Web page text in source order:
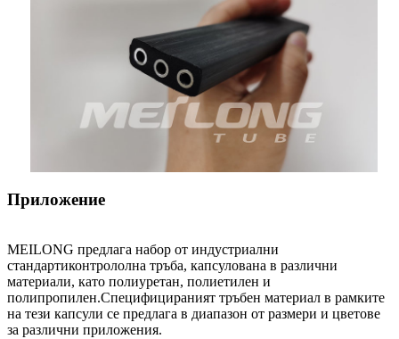
Приложение
MEILONG предлага набор от индустриални
стандартиконтрололна тръба, капсулована в различни
материали, като полиуретан, полиетилен и
полипропилен.Специфицираният тръбен материал в рамките
на тези капсули се предлага в диапазон от размери и цветове
за различни приложения.